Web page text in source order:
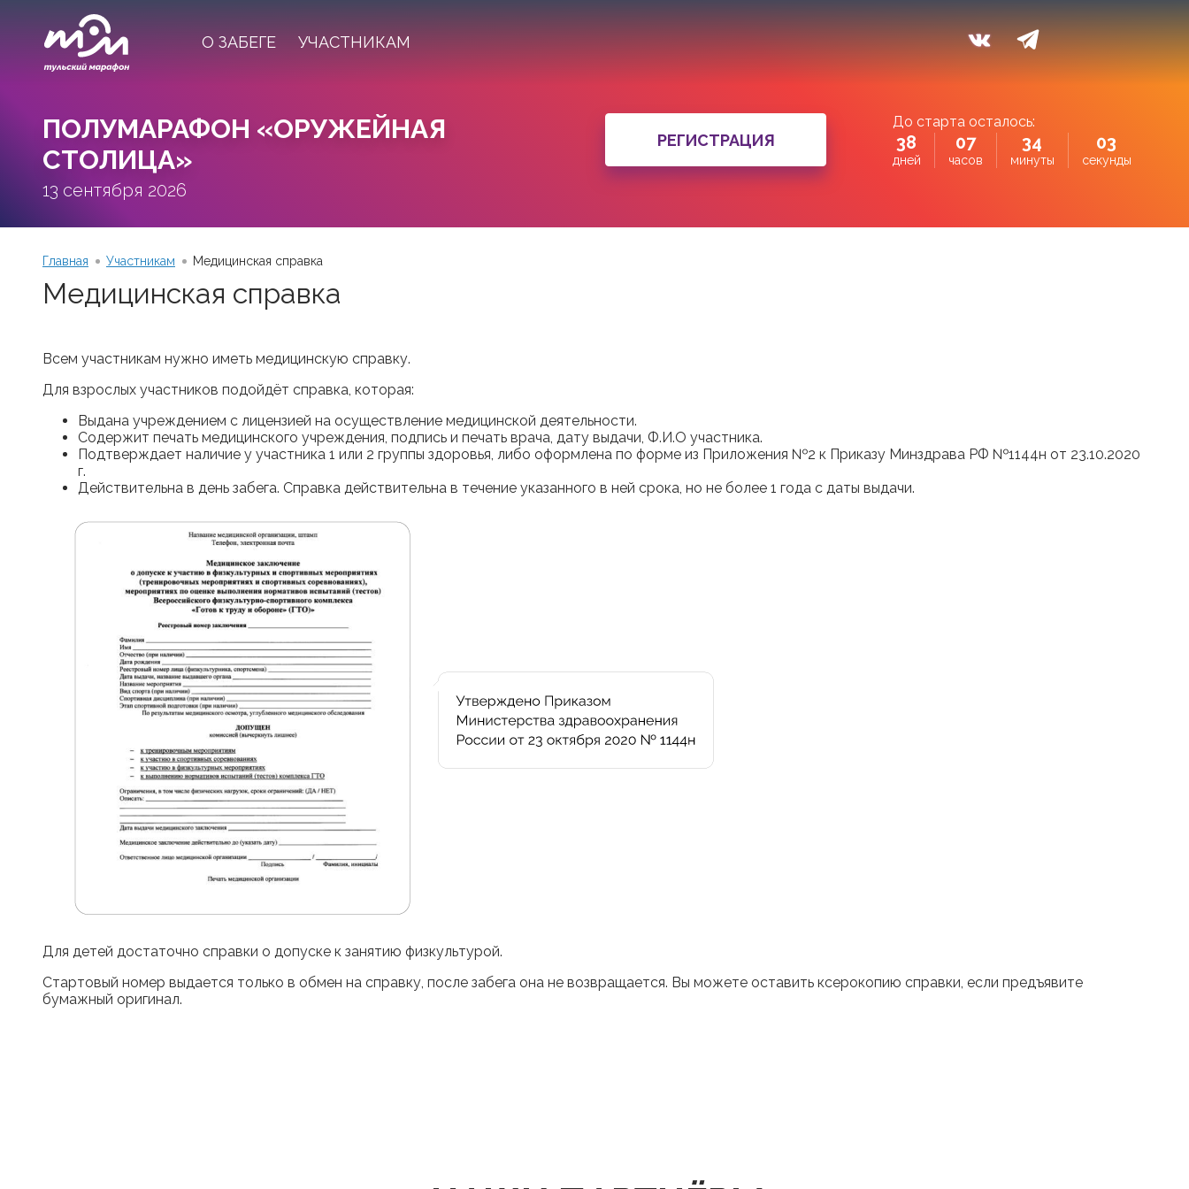
О ЗАБЕГЕ УЧАСТНИКАМ
ПОЛУМАРАФОН «ОРУЖЕЙНАЯ
СТОЛИЦА»
13 сентября 2026
РЕГИСТРАЦИЯ
До старта осталось:
38
дней
07
часов
34
минуты
02
секунды
Главная Участникам Медицинская справка
Медицинская справка
Всем участникам нужно иметь медицинскую справку.
Для взрослых участников подойдёт справка, которая:
Выдана учреждением с лицензией на осуществление медицинской деятельности.
Содержит печать медицинского учреждения, подпись и печать врача, дату выдачи, Ф.И.О участника.
Подтверждает наличие у участника 1 или 2 группы здоровья, либо оформлена по форме из Приложения №2 к Приказу Минздрава РФ №1144н от 23.10.2020
г.
Действительна в день забега. Справка действительна в течение указанного в ней срока, но не более 1 года с даты выдачи.
Для детей достаточно справки о допуске к занятию физкультурой.
Стартовый номер выдается только в обмен на справку, после забега она не возвращается. Вы можете оставить ксерокопию справки, если предъявите
бумажный оригинал.